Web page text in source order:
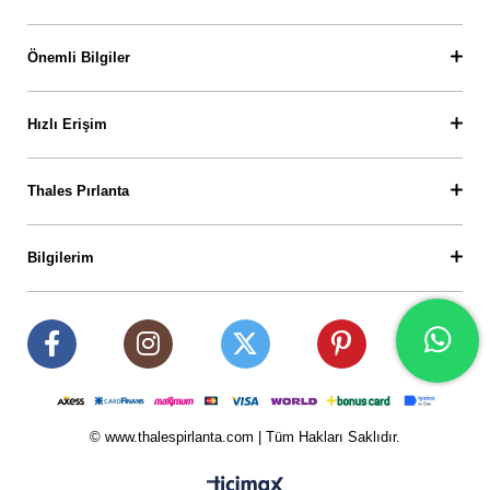
Önemli Bilgiler
Hızlı Erişim
Thales Pırlanta
Bilgilerim
© www.thalespirlanta.com | Tüm Hakları Saklıdır.